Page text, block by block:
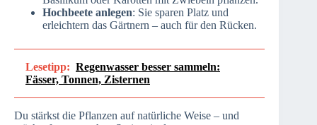
Hochbeete anlegen: Sie sparen Platz und
erleichtern das Gärtnern – auch für den Rücken.
Lesetipp: Regenwasser besser sammeln:
Fässer, Tonnen, Zisternen
Du stärkst die Pflanzen auf natürliche Weise – und